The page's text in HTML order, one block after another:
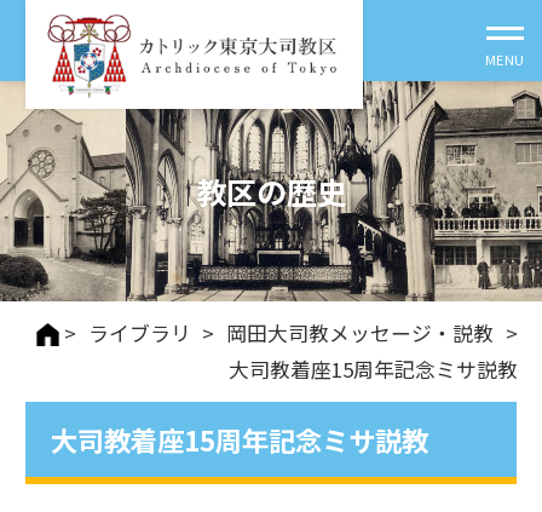
教区の歴史
> ライブラリ > 岡田大司教メッセージ・説教 >
大司教着座15周年記念ミサ説教
大司教着座15周年記念ミサ説教